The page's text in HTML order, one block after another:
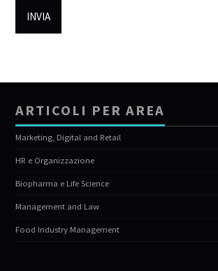
ARTICOLI PER AREA
Marketing, Digital and Retail
HR e Organizzazione
Biopharma e Life Science
Management and Law
Food Industry Management